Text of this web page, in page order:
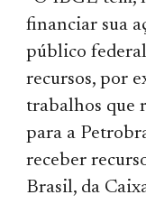
financiar sua
público
recursos, por
trabalhos que
para a
receber
Brasil, da